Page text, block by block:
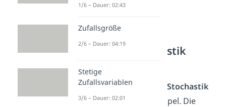
Unterschied Stochastik
Der Unterschied zwischen Stochastik
und Statistikist relativ simpel. Die
1/6 – Dauer: 02:43
Zufallsgröße
2/6 – Dauer: 04:19
Stetige
Zufallsvariablen
3/6 – Dauer: 02:01